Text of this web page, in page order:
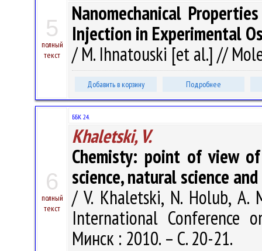
5
полный
текст
Nanomechanical
Injection in Experimental
/ M. Ihnatouski [et al.] //
Добавить в корзину Подробнее
6
полный
текст
ББК 24.
Khaletski, V.
Chemisty: point of view
science, natural science
/ V. Khaletski, N. Holub,
International Conference
Минск : 2010. – С. 20-21.